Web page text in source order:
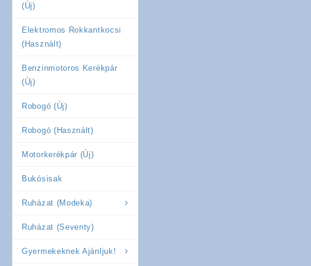
(Új)
Elektromos Rokkantkocsi
(Használt)
Benzinmotoros Kerékpár
(Új)
Robogó (Új)
Robogó (Használt)
Motorkerékpár (Új)
Bukósisak
Ruházat (Modeka)
Ruházat (Seventy)
Gyermekeknek Ajánljuk!